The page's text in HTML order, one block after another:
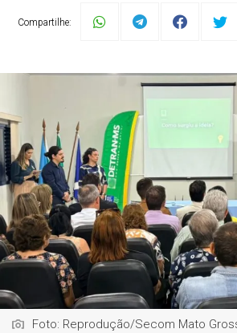
Compartilhe:
Foto: Reprodução/Secom Mato